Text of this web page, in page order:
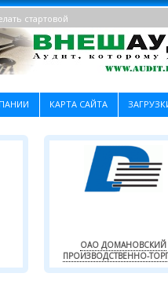
стартовой
КАРТА САЙТА
ОАО ДОМАНОВСКИЙ
ПРОИЗВОДСТВЕННО-